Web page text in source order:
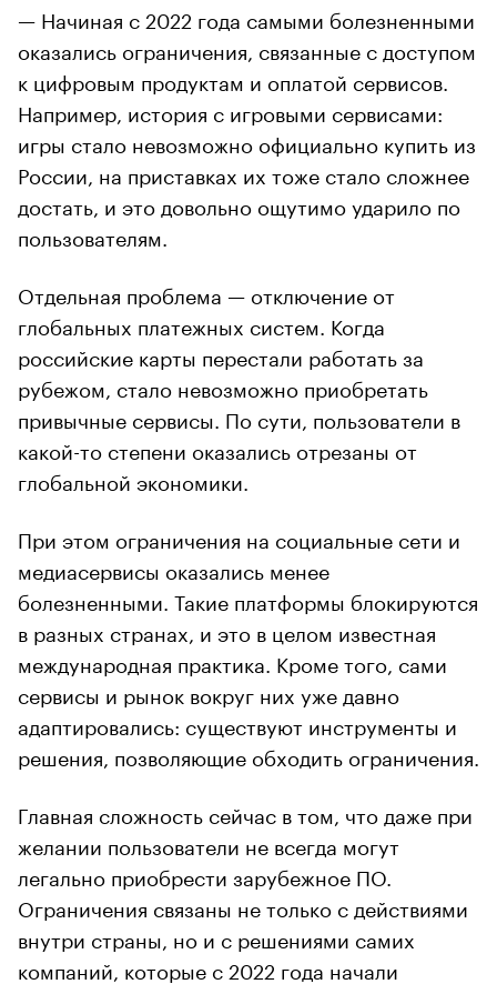
— Начиная с 2022 года самыми болезненными
оказались ограничения, связанные с доступом
к цифровым продуктам и оплатой сервисов.
Например, история с игровыми сервисами:
игры стало невозможно официально купить из
России, на приставках их тоже стало сложнее
достать, и это довольно ощутимо ударило по
пользователям.
Отдельная проблема — отключение от
глобальных платежных систем. Когда
российские карты перестали работать за
рубежом, стало невозможно приобретать
привычные сервисы. По сути, пользователи в
какой-то степени оказались отрезаны от
глобальной экономики.
При этом ограничения на социальные сети и
медиасервисы оказались менее
болезненными. Такие платформы блокируются
в разных странах, и это в целом известная
международная практика. Кроме того, сами
сервисы и рынок вокруг них уже давно
адаптировались: существуют инструменты и
решения, позволяющие обходить ограничения.
Главная сложность сейчас в том, что даже при
желании пользователи не всегда могут
легально приобрести зарубежное ПО.
Ограничения связаны не только с действиями
внутри страны, но и с решениями самих
компаний, которые с 2022 года начали